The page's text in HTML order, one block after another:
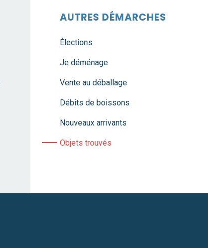
AUTRES DÉMARCHES
Élections
Je déménage
Vente au déballage
Débits de boissons
Nouveaux arrivants
Objets trouvés